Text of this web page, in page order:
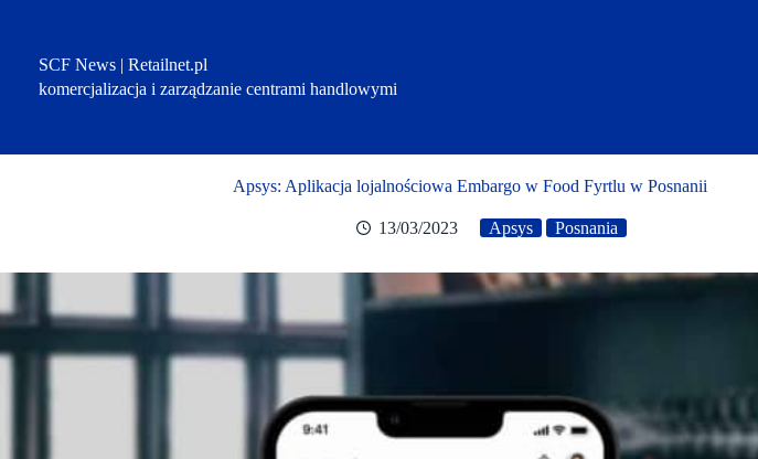
SCF News | Retailnet.pl
komercjalizacja i zarządzanie centrami handlowymi
Apsys: Aplikacja lojalnościowa Embargo w Food Fyrtlu w Posnanii
13/03/2023 Apsys Posnania